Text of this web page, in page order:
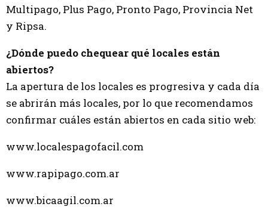
Multipago, Plus Pago, Pronto Pago, Provincia Net
y Ripsa.
¿Dónde puedo chequear qué locales están
abiertos?
La apertura de los locales es progresiva y cada día
se abrirán más locales, por lo que recomendamos
confirmar cuáles están abiertos en cada sitio web:
www.localespagofacil.com
www.rapipago.com.ar
www.bicaagil.com.ar